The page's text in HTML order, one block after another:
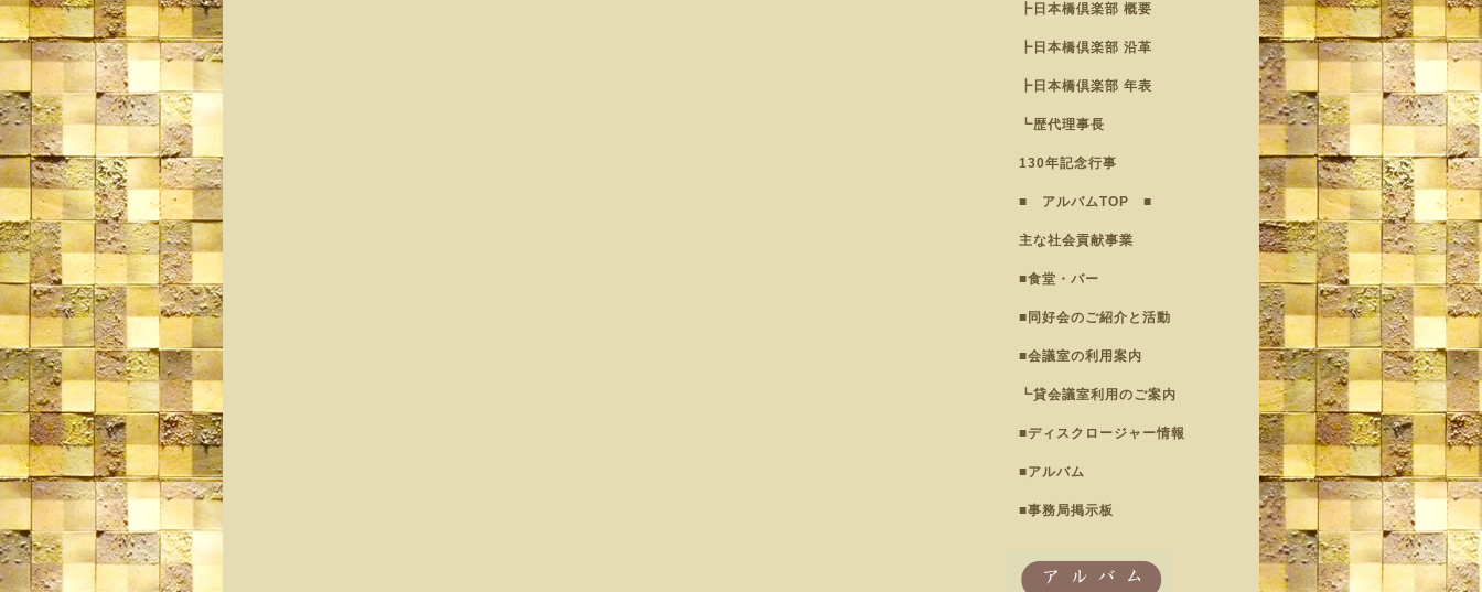
┣日本橋倶楽部 概要
┣日本橋倶楽部 沿革
┣日本橋倶楽部 年表
┗歴代理事長
130年記念行事
■ アルバムTOP ■
主な社会貢献事業
■食堂・バー
■同好会のご紹介と活動
■会議室の利用案内
┗貸会議室利用のご案内
■ディスクロージャー情報
■アルバム
■事務局掲示板